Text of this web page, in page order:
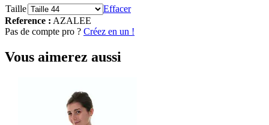
Taille
Effacer
Reference : AZALEE
Pas de compte pro ? Créez en un !
Vous aimerez aussi